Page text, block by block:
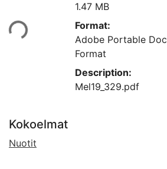
1.47 MB
Format:
Adobe Portable
Format
Description:
Mel19_329.pdf
Kokoelmat
Nuotit